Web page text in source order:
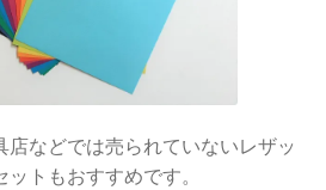
店などでは売られていないレザッ
トもおすすめです。